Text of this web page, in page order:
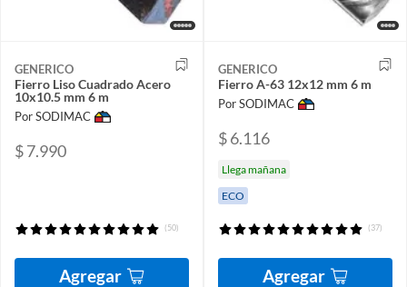
GENERICO
Fierro Liso Cuadrado Acero
10x10.5 mm 6 m
Por SODIMAC
$ 7.990
(50)
Agregar
GENERICO
Fierro A-63 12x12 mm 6 m
Por SODIMAC
$ 6.116
Llega mañana
ECO
(37)
Agregar